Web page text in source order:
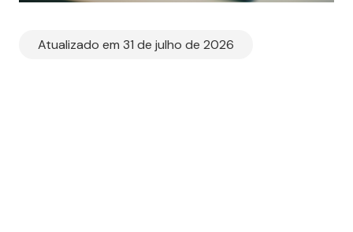
Atualizado em 31 de julho de 2026